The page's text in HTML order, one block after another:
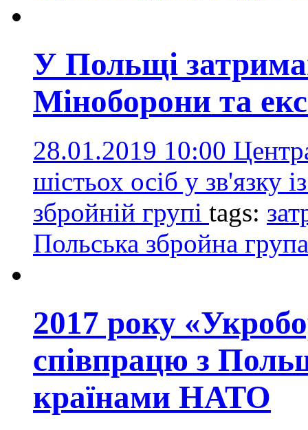
У Польщі
Міноборони та
28.01.2019 10:00
шістьох осіб у зв'язку
збройній групі tags:
Польська збройна група
2017 року
співпрацю з
країнами НАТО